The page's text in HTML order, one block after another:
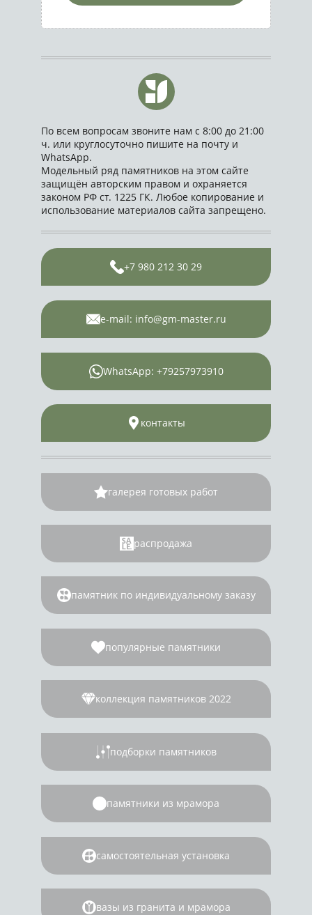
По всем вопросам звоните нам с 8:00 до 21:00
ч. или круглосуточно пишите на почту и
WhatsApp.
Модельный ряд памятников на этом сайте
защищён авторским правом и охраняется
законом РФ ст. 1225 ГК. Любое копирование и
использование материалов сайта запрещено.
+7 980 212 30 29
e-mail: info@gm-master.ru
WhatsApp: +79257973910
контакты
галерея готовых работ
распродажа
памятник по индивидуальному заказу
популярные памятники
коллекция памятников 2022
подборки памятников
памятники из мрамора
самостоятельная установка
вазы из гранита и мрамора